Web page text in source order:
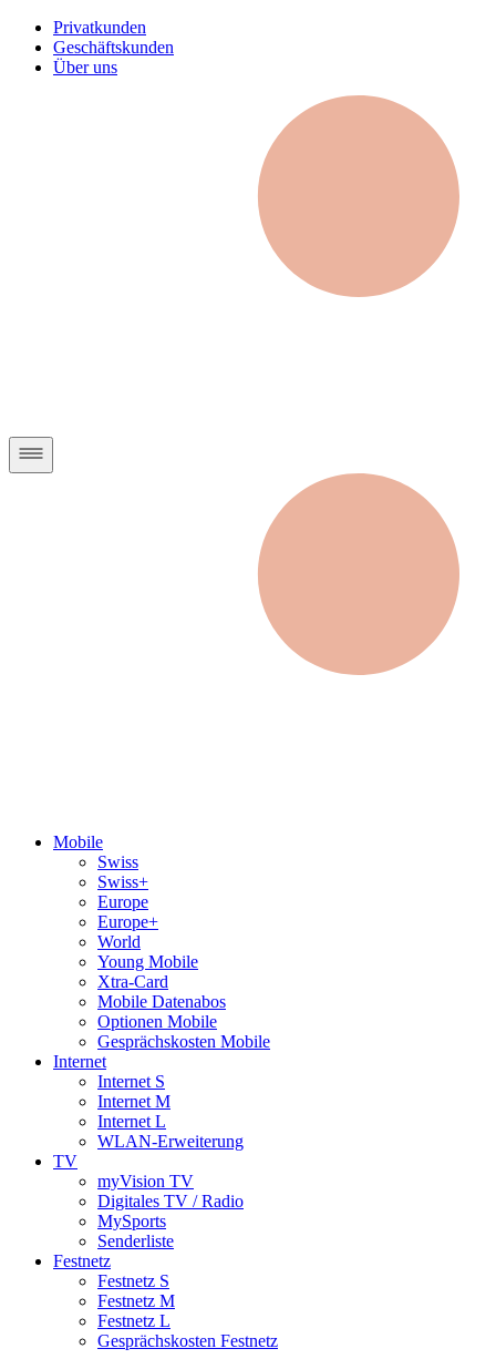
Privatkunden
Geschäftskunden
Über uns
Mobile
Swiss
Swiss+
Europe
Europe+
World
Young Mobile
Xtra-Card
Mobile Datenabos
Optionen Mobile
Gesprächskosten Mobile
Internet
Internet S
Internet M
Internet L
WLAN-Erweiterung
TV
myVision TV
Digitales TV / Radio
MySports
Senderliste
Festnetz
Festnetz S
Festnetz M
Festnetz L
Gesprächskosten Festnetz